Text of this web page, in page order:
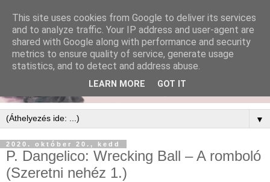
▼
2020. október 20., kedd
P. Dangelico: Wrecking ​Ball – A romboló
(Szeretni nehéz 1.)
This site uses cookies from Google to deliver its services
and to analyze traffic. Your IP address and user-agent are
shared with Google along with performance and security
metrics to ensure quality of service, generate usage
statistics, and to detect and address abuse.
LEARN MORE GOT IT